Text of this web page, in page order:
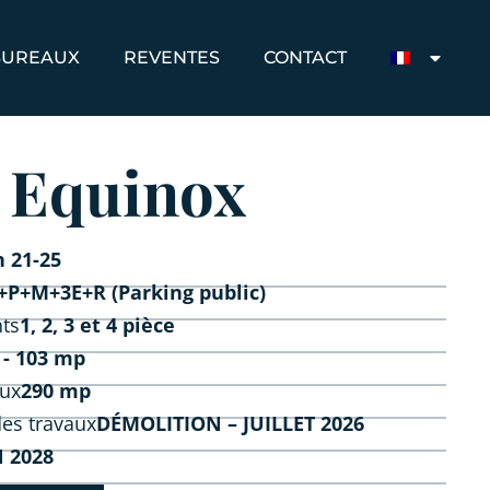
REVENTES CONTACT
21-25
(Parking public)
1, 2, 3 et 4 pièce
103 mp
290 mp
travauxDÉMOLITION – JUILLET 2026
2028